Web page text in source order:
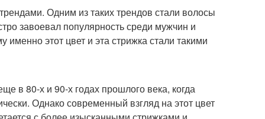
Одним из таких трендов стали волосы
завоевал популярность среди мужчин и
этот цвет и эта стрижка стали такими
в 80-х и 90-х годах прошлого века, когда
Однако современный взгляд на этот цвет